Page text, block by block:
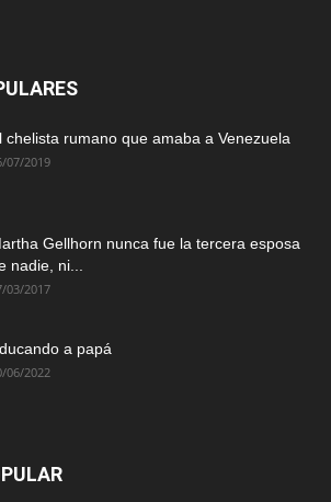
chelista rumano que amaba a Venezuela
07/2019
Gellhorn nunca fue la tercera esposa
nadie, ni...
03/2017
a papá
06/2022